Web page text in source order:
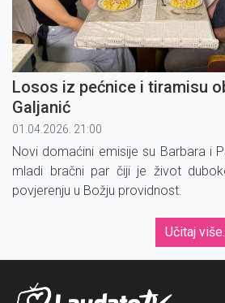
Losos iz pećnice i tiramisu
Galjanić
01.04.2026. 21:00
Novi domaćini emisije su Barbara i
mladi bračni par čiji je život
povjerenju u Božju providnost.
Učitaj